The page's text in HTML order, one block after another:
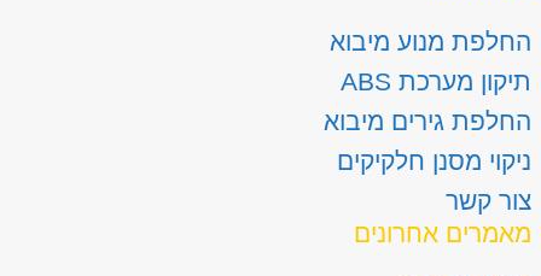
החלפת מנוע מיבוא
תיקון מערכת ABS
החלפת גירים מיבוא
ניקוי מסנן חלקיקים
צור קשר
מאמרים אחרונים